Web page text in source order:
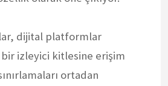
dijital platformlar
bir izleyici kitlesine erişim
ortadan